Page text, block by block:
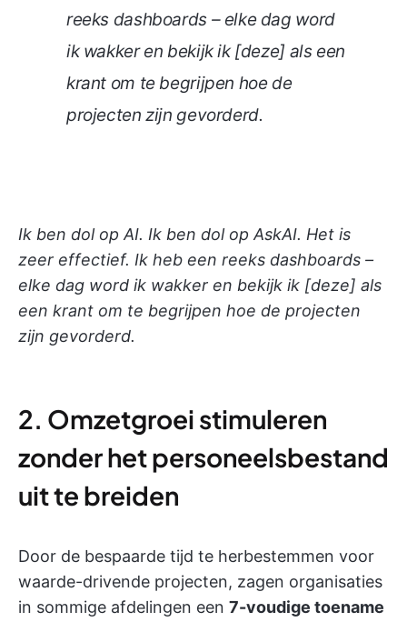
reeks dashboards – elke dag word
ik wakker en bekijk ik [deze] als een
krant om te begrijpen hoe de
projecten zijn gevorderd.
Ik ben dol op AI. Ik ben dol op AskAI. Het is
zeer effectief. Ik heb een reeks dashboards –
elke dag word ik wakker en bekijk ik [deze] als
een krant om te begrijpen hoe de projecten
zijn gevorderd.
2. Omzetgroei stimuleren
zonder het personeelsbestand
uit te breiden
Door de bespaarde tijd te herbestemmen voor
waarde-drivende projecten, zagen organisaties
in sommige afdelingen een 7-voudige toename